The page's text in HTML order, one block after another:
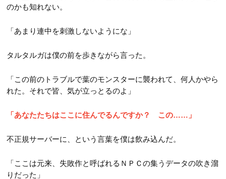
のかも知れない。
「あまり連中を刺激しないようにな」
タルタルガは僕の前を歩きながら言った。
「この前のトラブルで葉のモンスターに襲われて、何人かやら
れた。それで皆、気が立っとるのよ」
「あなたたちはここに住んでるんですか？ この……」
不正規サーバーに、という言葉を僕は飲み込んだ。
「ここは元来、失敗作と呼ばれるＮＰＣの集うデータの吹き溜
りだった」